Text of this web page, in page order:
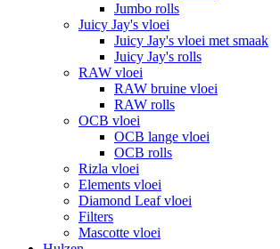
Jumbo rolls
Juicy Jay's vloei
Juicy Jay's vloei met smaak
Juicy Jay's rolls
RAW vloei
RAW bruine vloei
RAW rolls
OCB vloei
OCB lange vloei
OCB rolls
Rizla vloei
Elements vloei
Diamond Leaf vloei
Filters
Mascotte vloei